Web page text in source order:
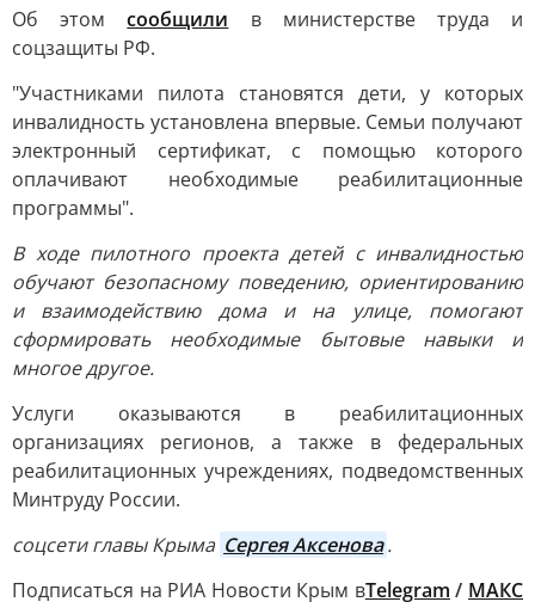
Об этомсообщили в министерстве труда и
соцзащиты РФ.
"Участниками пилота становятся дети, у которых
инвалидность установлена впервые. Семьи получают
электронный сертификат, с помощью которого
оплачивают необходимые реабилитационные
программы".
В ходе пилотного проекта детей с инвалидностью
обучают безопасному поведению, ориентированию
и взаимодействию дома и на улице, помогают
сформировать необходимые бытовые навыки и
многое другое.
Услуги оказываются в реабилитационных
организациях регионов, а также в федеральных
реабилитационных учреждениях, подведомственных
Минтруду России.
соцсети главы Крыма Сергея Аксенова.
Подписаться на РИА Новости Крым вTelegram / МАКС